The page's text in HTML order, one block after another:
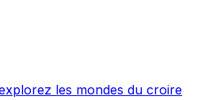
les mondes du croire